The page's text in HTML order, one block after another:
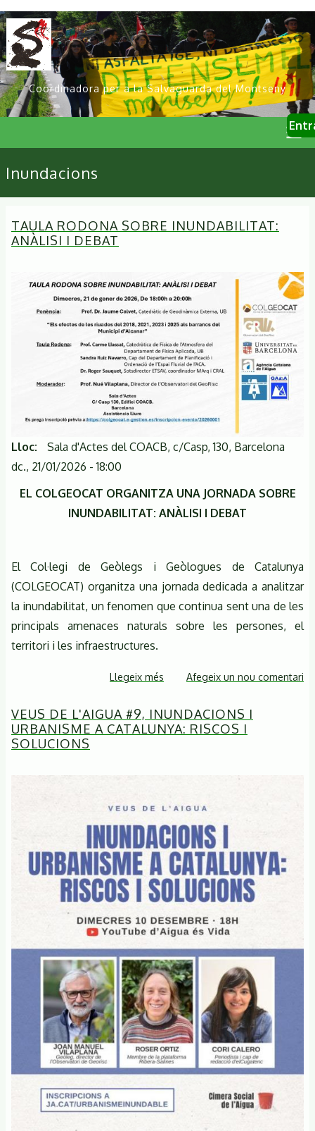
Vés
al
contingut
Coordinadora per a la Salvaguarda del Montseny
User
Primary
links
Inundacions
TAULA RODONA SOBRE INUNDABILITAT:
ANÀLISI I DEBAT
Lloc
Sala d'Actes del COACB, c/Casp, 130, Barcelona
dc., 21/01/2026 - 18:00
EL COLGEOCAT ORGANITZA UNA JORNADA SOBRE
INUNDABILITAT: ANÀLISI I DEBAT
El Col·legi de Geòlegs i Geòlogues de Catalunya
(COLGEOCAT) organitza una jornada dedicada a analitzar
la inundabilitat, un fenomen que continua sent una de les
principals amenaces naturals sobre les persones, el
territori i les infraestructures.
Llegeix més sobre
RODONA
SOBRE
Afegeix un nou comentari
VEUS DE L'AIGUA #9, INUNDACIONS I
URBANISME A CATALUNYA: RISCOS I
SOLUCIONS